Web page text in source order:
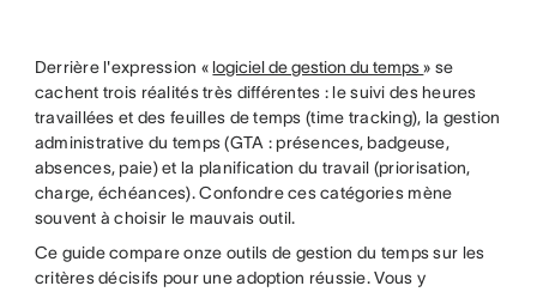
Derrière l'expression « logiciel de gestion du temps» se
cachent trois réalités très différentes : le suivi des heures
travaillées et des feuilles de temps (time tracking), la gestion
administrative du temps (GTA : présences, badgeuse,
absences, paie) et la planification du travail (priorisation,
charge, échéances). Confondre ces catégories mène
souvent à choisir le mauvais outil.
Ce guide compare onze outils de gestion du temps sur les
critères décisifs pour une adoption réussie. Vous y